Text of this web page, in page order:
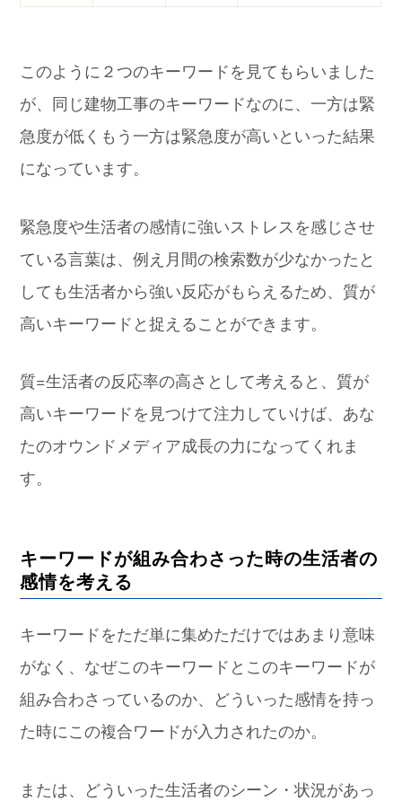
このように２つのキーワードを見てもらいました
が、同じ建物工事のキーワードなのに、一方は緊
急度が低くもう一方は緊急度が高いといった結果
になっています。
緊急度や生活者の感情に強いストレスを感じさせ
ている言葉は、例え月間の検索数が少なかったと
しても生活者から強い反応がもらえるため、質が
高いキーワードと捉えることができます。
質=生活者の反応率の高さとして考えると、質が
高いキーワードを見つけて注力していけば、あな
たのオウンドメディア成長の力になってくれま
す。
キーワードが組み合わさった時の生活者の
感情を考える
キーワードをただ単に集めただけではあまり意味
がなく、なぜこのキーワードとこのキーワードが
組み合わさっているのか、どういった感情を持っ
た時にこの複合ワードが入力されたのか。
または、どういった生活者のシーン・状況があっ